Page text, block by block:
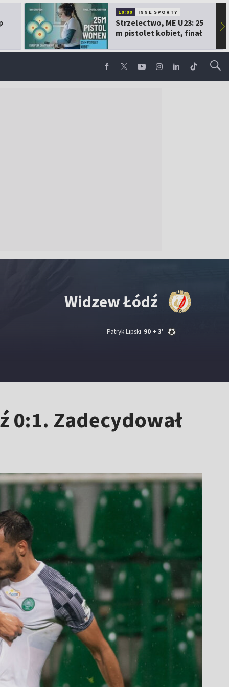
10:00 INNE SPORTY
Strzelectwo, ME U23: 25
m pistolet kobiet, finał
▶
Widzew Łódź
90+ 3'
Patryk Lipski
0:1. Zadecydował